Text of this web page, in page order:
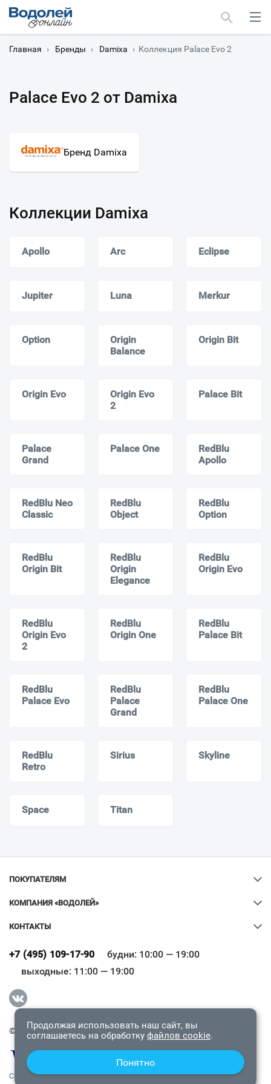
Главная › Бренды › Damixa › Коллекция Palace Evo 2
Palace Evo 2 от Damixa
Бренд Damixa
Коллекции Damixa
Apollo Arc Eclipse
Jupiter Luna Merkur
Option
Origin
Balance
Origin Bit
Origin Evo
Origin Evo
2
Palace Bit
Palace
Grand
Palace One
RedBlu
Apollo
RedBlu Neo
Classic
RedBlu
Object
RedBlu
Option
RedBlu
Origin Bit
RedBlu
Origin
Elegance
RedBlu
Origin Evo
RedBlu
Origin Evo
2
RedBlu
Origin One
RedBlu
Palace Bit
RedBlu
Palace Evo
RedBlu
Palace
Grand
RedBlu
Palace One
RedBlu
Retro
Sirius Skyline
Space Titan
ПОКУПАТЕЛЯМ
КОМПАНИЯ «ВОДОЛЕЙ»
КОНТАКТЫ
+7 (495) 109-17-90
будни: 10:00 — 19:00
выходные: 11:00 — 19:00
© 2009-2026 «Водолей Онлайн». Все права защищены.
СОГЛАШЕНИЕ О КОНФИДЕНЦИАЛЬНОСТИ
Всё верно
Продолжая использовать наш сайт, вы
соглашаетесь на обработку файлов cookie.
Понятно